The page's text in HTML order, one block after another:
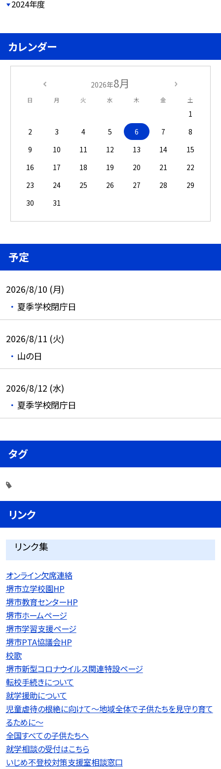
2024年度
カレンダー
2026年8月
日 月 火 水 木 金 土
1
2
3 4 5 6 7
8
9
10 11 12 13 14
15
16
17 18 19 20 21
22
23
24 25 26 27 28
29
30
31
予定
2026/8/10 (月)
夏季学校閉庁日
2026/8/11 (火)
山の日
2026/8/12 (水)
夏季学校閉庁日
タグ
リンク
リンク集
オンライン欠席連絡
堺市立学校園HP
堺市教育センターHP
堺市ホームページ
堺市学習支援ページ
堺市PTA協議会HP
校歌
堺市新型コロナウイルス関連特設ページ
転校手続きについて
就学援助について
児童虐待の根絶に向けて〜地域全体で子供たちを見守り育て
るために〜
全国すべての子供たちへ
就学相談の受付はこちら
いじめ不登校対策支援室相談窓口